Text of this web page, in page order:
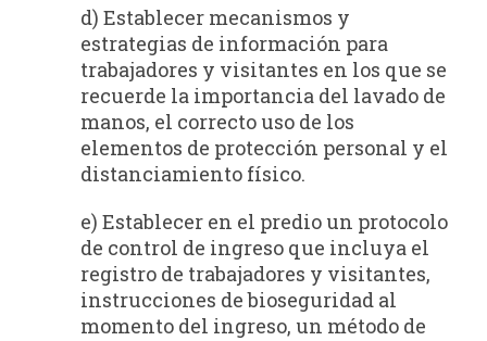
d) Establecer mecanismos y
estrategias de información para
trabajadores y visitantes en los que se
recuerde la importancia del lavado de
manos, el correcto uso de los
elementos de protección personal y el
distanciamiento físico.
e) Establecer en el predio un protocolo
de control de ingreso que incluya el
registro de trabajadores y visitantes,
instrucciones de bioseguridad al
momento del ingreso, un método de